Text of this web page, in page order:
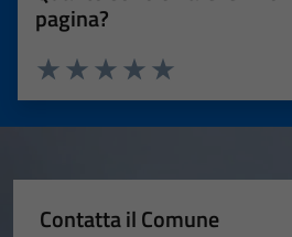
pagina?
Valuta 5 stelle su 5
Valuta 4 stelle su 5
Valuta 3 stelle su 5
Valuta 2 stelle su 5
Valuta 1 stelle su 5
Contatta il Comune